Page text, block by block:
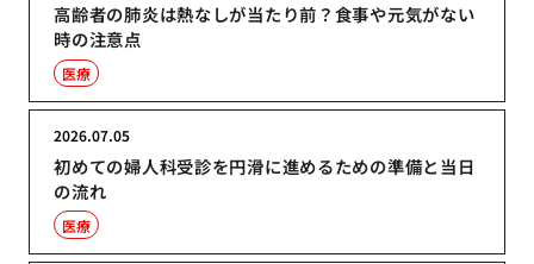
高齢者の肺炎は熱なしが当たり前？食事や元気がない
時の注意点
医療
初めての婦人科受診を円滑に進めるための準備と当日
の流れ
2026.07.05
医療